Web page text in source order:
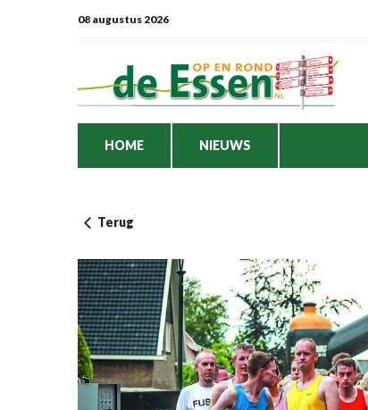
08 augustus 2026
HOME NIEUWS
Terug